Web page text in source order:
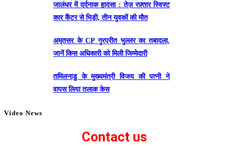
जालंधर में दर्दनाक हादसा : तेज़ रफ़्तार स्विफ्ट
कार कैंटर से भिड़ी, तीन युवकों की मौत
अमृतसर के CP गुरप्रीत भुल्लर का तबादला,
जानें किस अधिकारी को मिली जिम्मेदारी
तमिलनाडु के मुख्यमंत्री विजय की पत्नी ने
वापस लिया तलाक केस
Video News
Contact us